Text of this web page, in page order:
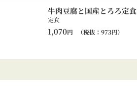
牛肉豆腐と国産とろろ定食
定食
1,070円 （税抜： 973円）